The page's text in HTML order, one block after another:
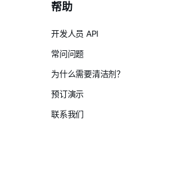
帮助
开发人员 API
常问问题
为什么需要清洁剂？
预订演示
联系我们